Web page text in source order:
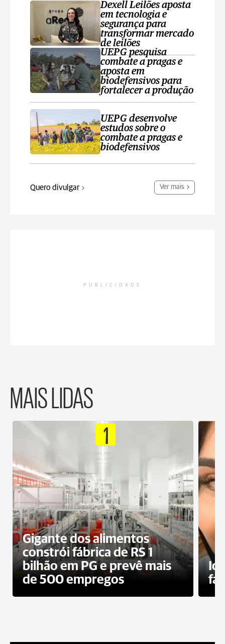
Dexell Leilões aposta
em tecnologia e
segurança para
transformar mercado
de leilões
UEPG pesquisa
combate a pragas e
aposta em
biodefensivos para
fortalecer a produção
UEPG desenvolve
estudos sobre o
combate a pragas e
biodefensivos
Quero divulgar Ver mais
PUBLICIDADE
MAIS LIDAS
1
Gigante dos alimentos
constrói fábrica de RS 1
bilhão em PG e prevê mais
de 500 empregos